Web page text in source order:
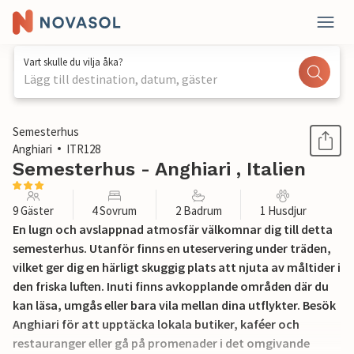
Vart skulle du vilja åka?
Lägg till destination, datum, gäster
1 / 27
Semesterhus
Anghiari
ITR128
Semesterhus - Anghiari , Italien
9 Gäster 4 Sovrum 2 Badrum 1 Husdjur
En lugn och avslappnad atmosfär välkomnar dig till detta
semesterhus. Utanför finns en uteservering under träden,
vilket ger dig en härligt skuggig plats att njuta av måltider i
den friska luften. Inuti finns avkopplande områden där du
kan läsa, umgås eller bara vila mellan dina utflykter. Besök
Anghiari för att upptäcka lokala butiker, kaféer och
restauranger eller gå på promenader i det omgivande